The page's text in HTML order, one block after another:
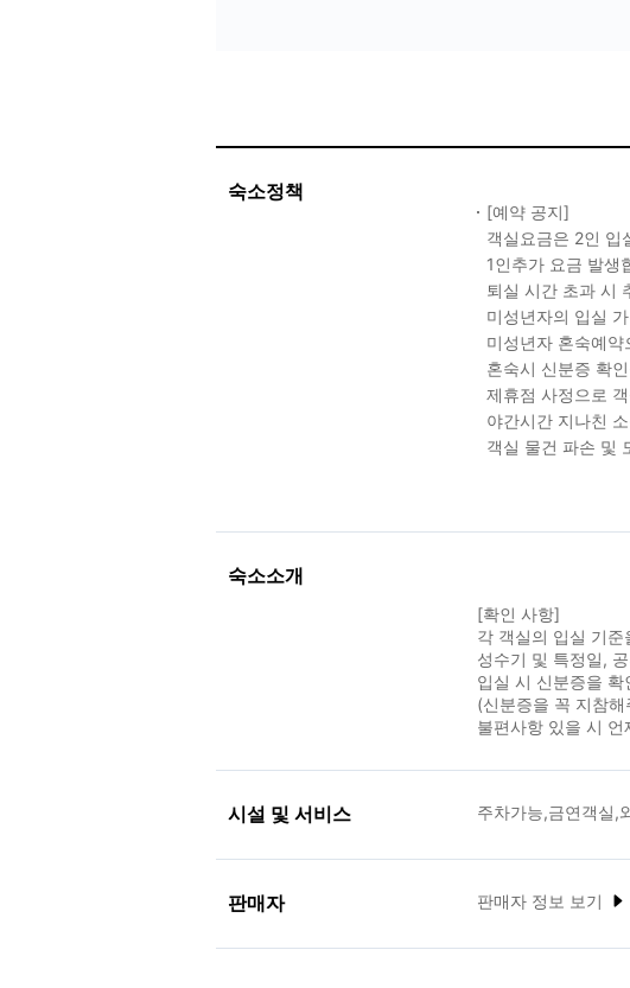
숙소정책
[예약 공지]
객실요금은 2인 입
1인추가 요금 발생
퇴실 시간 초과 시
미성년자의 입실
미성년자 혼숙예
혼숙시 신분증 확
제휴점 사정으로
야간시간 지나친
객실 물건 파손 및
숙소소개
[확인 사항]
각 객실의 입실 기
성수기 및 특정일,
입실 시 신분증을
(신분증을 꼭 지참
불편사항 있을 시
시설 및 서비스 주차가능,금연객실,
판매자 판매자 정보 보기